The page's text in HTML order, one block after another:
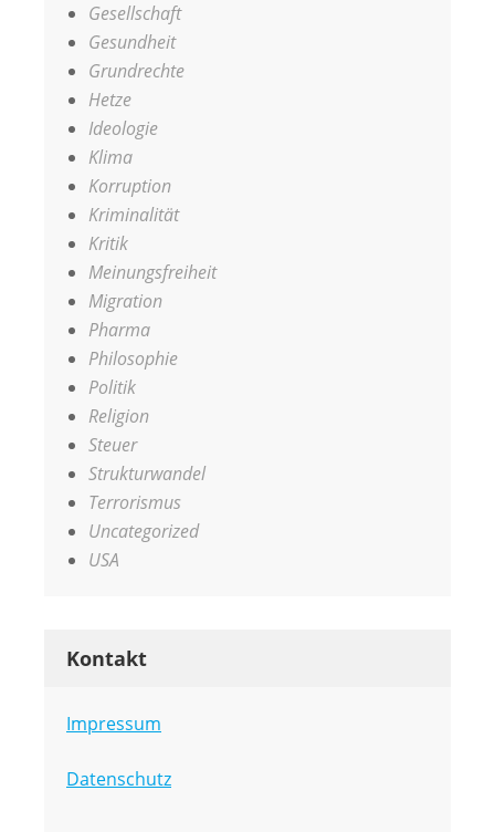
Gesellschaft
Gesundheit
Grundrechte
Hetze
Ideologie
Klima
Korruption
Kriminalität
Kritik
Meinungsfreiheit
Migration
Pharma
Philosophie
Politik
Religion
Steuer
Strukturwandel
Terrorismus
Uncategorized
USA
Kontakt
Impressum
Datenschutz